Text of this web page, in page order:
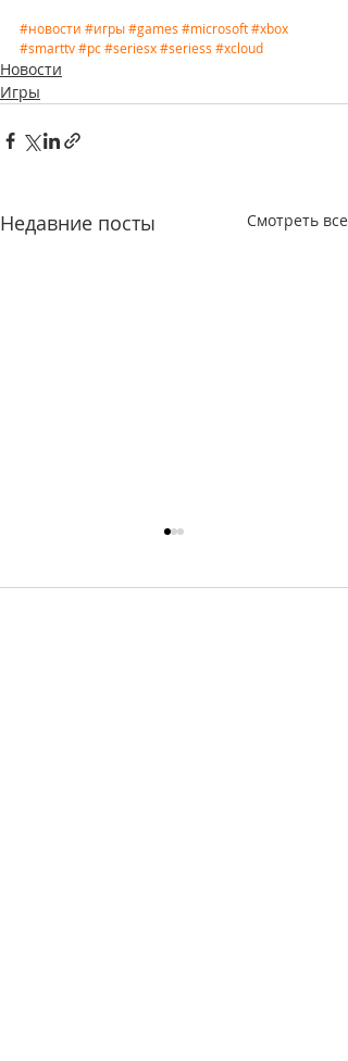
#новости #игры#games #microsoft#xbox
#smarttv#pc#seriesx#seriess #xcloud
Новости
Игры
Недавние посты Смотреть все